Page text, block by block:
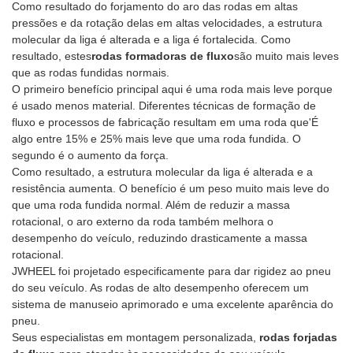
Como resultado do forjamento do aro das rodas em altas
pressões e da rotação delas em altas velocidades, a estrutura
molecular da liga é alterada e a liga é fortalecida. Como
resultado, estesrodas formadoras de fluxosão muito mais leves
que as rodas fundidas normais.
O primeiro benefício principal aqui é uma roda mais leve porque
é usado menos material. Diferentes técnicas de formação de
fluxo e processos de fabricação resultam em uma roda que'É
algo entre 15% e 25% mais leve que uma roda fundida. O
segundo é o aumento da força.
Como resultado, a estrutura molecular da liga é alterada e a
resistência aumenta. O benefício é um peso muito mais leve do
que uma roda fundida normal. Além de reduzir a massa
rotacional, o aro externo da roda também melhora o
desempenho do veículo, reduzindo drasticamente a massa
rotacional.
JWHEEL foi projetado especificamente para dar rigidez ao pneu
do seu veículo. As rodas de alto desempenho oferecem um
sistema de manuseio aprimorado e uma excelente aparência do
pneu.
Seus especialistas em montagem personalizada, rodas forjadas
competitiva, preço de
choque.8. O OEM é aceito,
pode ser feito de acordo com
sua exigência de detalhes.
da JWHEEL são especialmente
projetadas para atender às
necessidades de
personalização tão
o estilo de design dos super
carros. Possuir uma super roda
é muito mais fácil do que
possuir um super carro. Para
super rodas, entre em contato
com o atendimento ao cliente
da JWHEEL.
e reflete o temperamento
taurino da marca. A marca de
rodas de liga leve JWHEEL
também tem semelhanças
marcantes. Após 30 anos de
desenvolvimento contínuo, as
rodas da JWHEEL combinam
fundição tradicional com fiação
e forjamento modernos e
possuem vários tipos de
designs modernos. As rodas
projetadas e fabricadas pela
JWHEEL são instaladas no
supercarro Lamborghinis, que
é mais complementar.
foi muito melhorada, o peso é
bastante reduzido, a perda de
potência do carro é pequena, a
corrida é rápida, a economia
dissipação são bons. A
JWHEEL possui diversas rodas
de liga de alumínio ao gosto do
mercado.